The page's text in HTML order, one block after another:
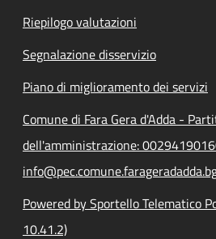
Riepilogo valutazioni
Segnalazione disservizio
Piano di miglioramento dei servizi
Comune di Fara Gera d'Adda -
dell'amministrazione:
Powered by Sportello Telematico
10.41.2)